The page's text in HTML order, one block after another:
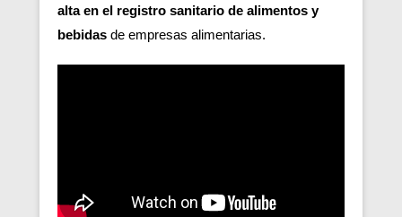
alta en el registro sanitario de alimentos y
bebidas de empresas alimentarias.